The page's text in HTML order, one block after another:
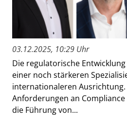
03.12.2025, 10:29 Uhr
Die regulatorische
einer noch stärkeren
internationaleren
Anforderungen an Compliance
die Führung von...